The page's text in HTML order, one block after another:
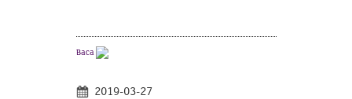
Baca
2019-03-27